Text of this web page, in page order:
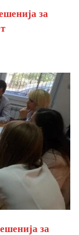
за
за